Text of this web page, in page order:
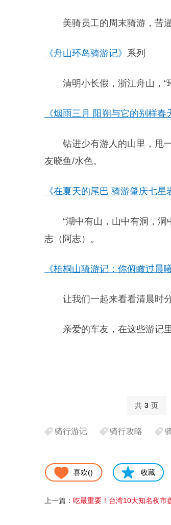
美骑员工的周末骑游，苦
《舟山环岛骑游记》 系列
清明小长假，浙江舟山，“
《烟雨三月 阳朔与它的别样春
钻进少有游人的山里，甩
友晓鱼/水色。
《在夏天的尾巴 骑游肇庆七星
“湖中有山，山中有洞，
志（阿志）。
《梧桐山骑游记：你俯瞰过晨
让我们一起来看看清晨时
亲爱的车友，在这些游记
共 3 页
骑行游记 骑行攻略
喜欢() 收藏
上一篇： 吃最重要！台湾10大知名夜市